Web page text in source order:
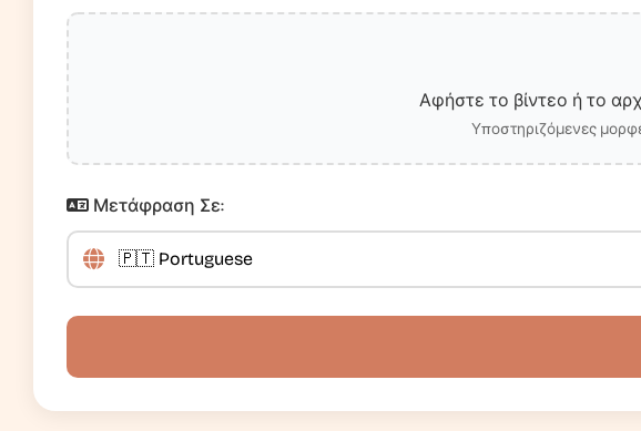
Αφήστε το βίντεο ή το
Υποστηριζόμενες
Μετάφραση Σε: